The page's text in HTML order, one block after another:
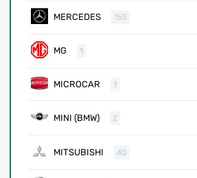
MERCEDES 155
MG 1
MICROCAR 1
MINI (BMW) 2
MITSUBISHI 40